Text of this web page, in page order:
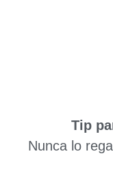
Tip
Nunca lo